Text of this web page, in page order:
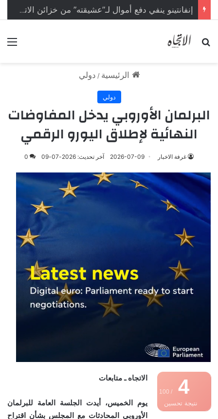
إنفانتينو ينفي دفع أموال لـ”عشيقته” من خزائن الاتحاد الأوروبي
بحث عن
الرئيسية / دولي
دولي
البرلمان الأوروبي يدخل المفاوضات
النهائية لإطلاق اليورو الرقمي
غرفة الاخبار 2026-07-09 آخر تحديث: 2026-07-09 0
4
/ 100
نتيجة تحسين
الاتجاه ـ متابعات
يوم الخميس، أيدت الجلسة العامة للبرلمان
الأوروبي المحادثات مع المجلس بشأن اقتراح